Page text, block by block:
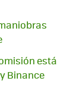
está
Binance